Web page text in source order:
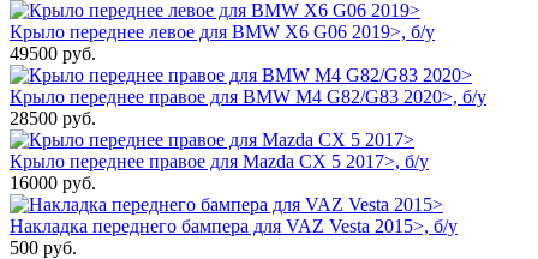
Крыло переднее левое для BMW X6 G06 2019>, б/у
49500 руб.
Крыло переднее правое для BMW M4 G82/G83 2020>, б/у
28500 руб.
Крыло переднее правое для Mazda CX 5 2017>, б/у
16000 руб.
Накладка переднего бампера для VAZ Vesta 2015>, б/у
500 руб.